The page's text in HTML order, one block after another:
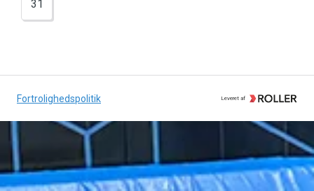
31
Fortrolighedspolitik Leveret af